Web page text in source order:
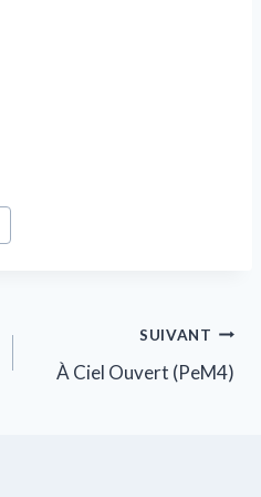
SUIVANT
À Ciel Ouvert (PeM4)